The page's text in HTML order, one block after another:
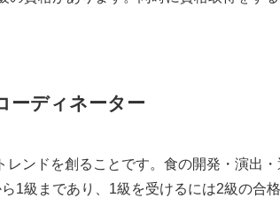
ーディネーター
ンドを創ることです。食の開発・演出・
1級まであり、1級を受けるには2級の合